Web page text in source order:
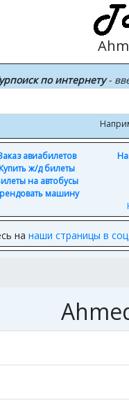
по интернету-
авиабилетов
Купить ж/д билеты
на автобусы
машину
на наши страницы в